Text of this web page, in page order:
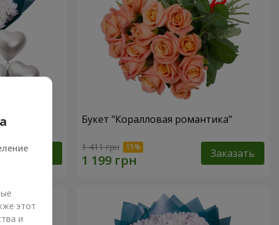
Заказать
Букет "Коралловая романтика"
1 411 грн Заказать
этот
и